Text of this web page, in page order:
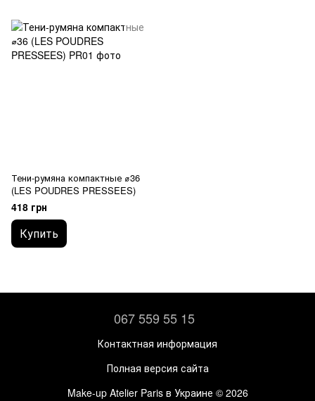
Тени-румяна компактные ⌀36
(LES POUDRES PRESSEES)
418 грн
Купить
067 559 55 15
Контактная информация
Полная версия сайта
Make-up Atelier Paris в Украине © 2026